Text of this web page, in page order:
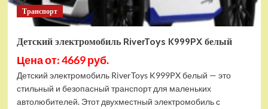
Транспорт
Детский электромобиль RiverToys K999PX белый
Цена от: 4669 руб.
Детский электромобиль RiverToys K999PX белый — это
стильный и безопасный транспорт для маленьких
автолюбителей. Этот двухместный электромобиль с